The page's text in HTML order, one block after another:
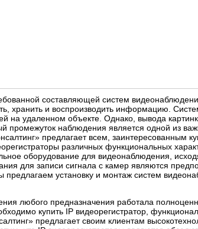
составляющей систем
хранить и воспроизводить информацию.
удаленном объекте. Однако, вывода
промежуток наблюдения является одной из
предлагает всем, заинтересованным
различных функциональных
оборудование для видеонаблюдения,
для записи сигнала с камер являются
установку и монтаж систем
любого предназначения работала
купить IP видеорегистратор,
предлагает своим клиентам